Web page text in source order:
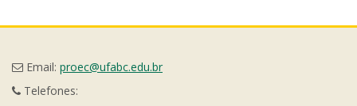
Email: proec@ufabc.edu.br
Telefones: